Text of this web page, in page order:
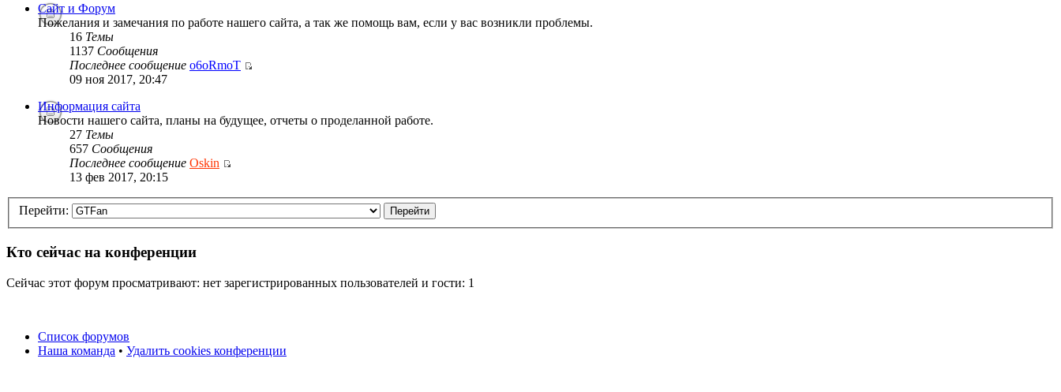
Сайт и Форум
Пожелания и замечания по работе нашего сайта, а так же помощь вам, если у вас возникли проблемы.
16 Темы
1137 Сообщения
Последнее сообщение o6oRmoT
09 ноя 2017, 20:47
Информация сайта
Новости нашего сайта, планы на будущее, отчеты о проделанной работе.
27 Темы
657 Сообщения
Последнее сообщение Oskin
13 фев 2017, 20:15
Перейти:
Кто сейчас на конференции
Сейчас этот форум просматривают: нет зарегистрированных пользователей и гости: 1
Список форумов
Наша команда • Удалить cookies конференции